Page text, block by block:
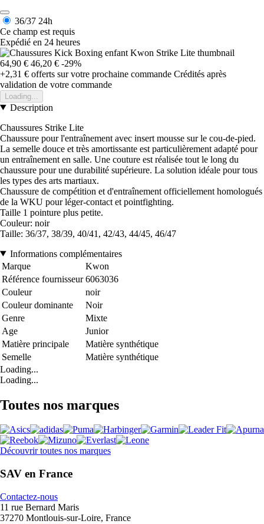
36/37 24h
Ce champ est requis
Expédié en 24 heures
64,90 € 46,20 € -29%
+2,31 € offerts sur votre prochaine commande Crédités après
validation de votre commande
Loading...
Description
Chaussures Strike Lite
Chaussure pour l'entraînement avec insert mousse sur le cou-de-pied.
La semelle douce et très amortissante est particulièrement adapté pour
un entraînement en salle. Une couture est réalisée tout le long du
chaussure pour une durabilité supérieure. La solution idéale pour tous
les types des arts martiaux.
Chaussure de compétition et d'entraînement officiellement homologués
de la WKU pour léger-contact et pointfighting.
Taille 1 pointure plus petite.
Couleur: noir
Taille: 36/37, 38/39, 40/41, 42/43, 44/45, 46/47
Informations complémentaires
Marque
Kwon
Référence fournisseur 6063036
Couleur
noir
Couleur dominante
Noir
Genre
Mixte
Age
Junior
Matière principale
Matière synthétique
Semelle
Matière synthétique
Loading...
Loading...
Toutes nos marques
Découvrir toutes nos marques
SAV en France
Contactez-nous
11 rue Bernard Maris
37270 Montlouis-sur-Loire, France